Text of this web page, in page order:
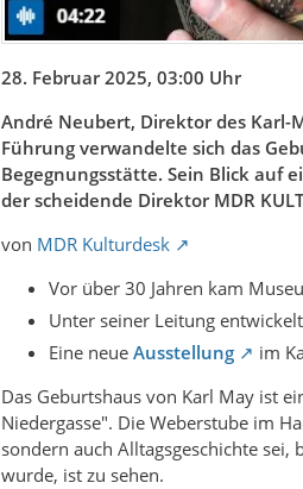
28. Februar 2025, 03:00 Uhr
André Neubert, Direktor des Karl-
Führung verwandelte sich das
Begegnungsstätte. Sein Blick auf
der scheidende Direktor MDR
von MDR Kulturdesk
Vor über 30 Jahren kam
Unter seiner Leitung
Eine neue Ausstellung
im
Das Geburtshaus von Karl May ist
Niedergasse". Die Weberstube im
sondern auch Alltagsgeschichte
wurde, ist zu sehen.